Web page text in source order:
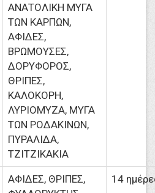
ΑΝΑΤΟΛΙΚΗ ΜΥΓΑ
ΤΩΝ ΚΑΡΠΩΝ,
ΑΦΙΔΕΣ,
ΒΡΩΜΟΥΣΕΣ,
ΔΟΡΥΦΟΡΟΣ,
ΘΡΙΠΕΣ,
ΚΑΛΟΚΟΡΗ,
ΛΥΡΙΟΜΥΖΑ, ΜΥΓΑ
ΤΩΝ ΡΟΔΑΚΙΝΩΝ,
ΠΥΡΑΛΙΔΑ,
ΤΖΙΤΖΙΚΑΚΙΑ
ΑΦΙΔΕΣ, ΘΡΙΠΕΣ,
14